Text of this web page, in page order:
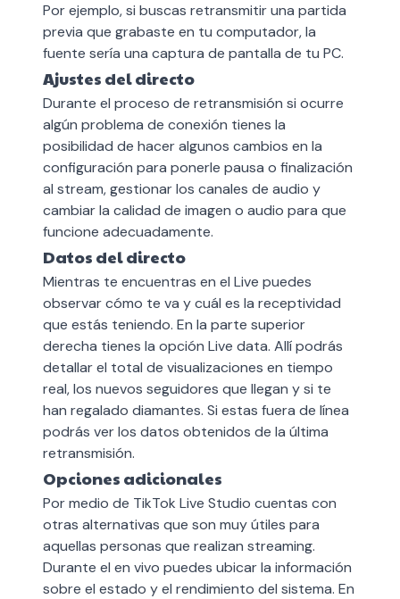
Por ejemplo, si buscas retransmitir una partida
previa que grabaste en tu computador, la
fuente sería una captura de pantalla de tu PC.
Ajustes del directo
Durante el proceso de retransmisión si ocurre
algún problema de conexión tienes la
posibilidad de hacer algunos cambios en la
configuración para ponerle pausa o finalización
al stream, gestionar los canales de audio y
cambiar la calidad de imagen o audio para que
funcione adecuadamente.
Datos del directo
Mientras te encuentras en el Live puedes
observar cómo te va y cuál es la receptividad
que estás teniendo. En la parte superior
derecha tienes la opción Live data. Allí podrás
detallar el total de visualizaciones en tiempo
real, los nuevos seguidores que llegan y si te
han regalado diamantes. Si estas fuera de línea
podrás ver los datos obtenidos de la última
retransmisión.
Opciones adicionales
Por medio de TikTok Live Studio cuentas con
otras alternativas que son muy útiles para
aquellas personas que realizan streaming.
Durante el en vivo puedes ubicar la información
sobre el estado y el rendimiento del sistema. En